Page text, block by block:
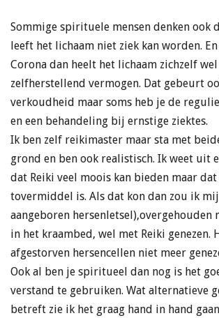
Sommige spirituele mensen denken ook
leeft het lichaam niet ziek kan worden.
Corona dan heelt het lichaam zichzelf
zelfherstellend vermogen. Dat gebeurt
verkoudheid maar soms heb je de
en een behandeling bij ernstige ziektes.
Ik ben zelf reikimaster maar sta met
grond en ben ook realistisch. Ik weet uit
dat Reiki veel moois kan bieden maar dat
tovermiddel is. Als dat kon dan zou ik
aangeboren hersenletsel),overgehouden
in het kraambed, wel met Reiki genezen.
afgestorven hersencellen niet meer
Ook al ben je spiritueel dan nog is het
verstand te gebruiken. Wat alternatieve
betreft zie ik het graag hand in hand